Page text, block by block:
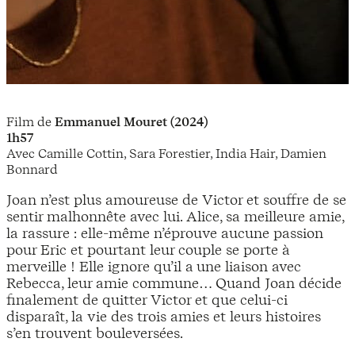
Film de Emmanuel Mouret (2024)
1h57
Avec Camille Cottin, Sara Forestier, India Hair, Damien
Bonnard
Joan n’est plus amoureuse de Victor et souffre de se
sentir malhonnête avec lui. Alice, sa meilleure amie,
la rassure : elle-même n’éprouve aucune passion
pour Eric et pourtant leur couple se porte à
merveille ! Elle ignore qu’il a une liaison avec
Rebecca, leur amie commune… Quand Joan décide
finalement de quitter Victor et que celui-ci
disparaît, la vie des trois amies et leurs histoires
s’en trouvent bouleversées.